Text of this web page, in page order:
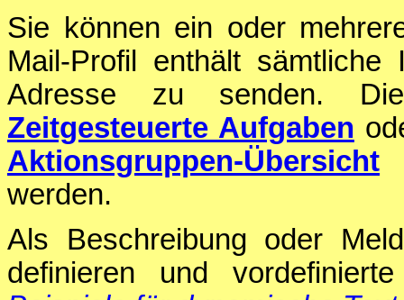
Sie können ein oder
Mail-Profil enthält
Adresse zu senden.
Zeitgesteuerte Aufgaben
Aktionsgruppen-Übersicht
werden.
Als Beschreibung oder
definieren und